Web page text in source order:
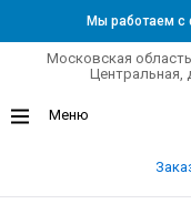
Мы работаем с
Московская
Центральная,